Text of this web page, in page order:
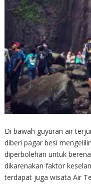
Di bawah guyuran air
diberi pagar besi
diperbolehan untuk
dikarenakan faktor
terdapat juga wisata Air